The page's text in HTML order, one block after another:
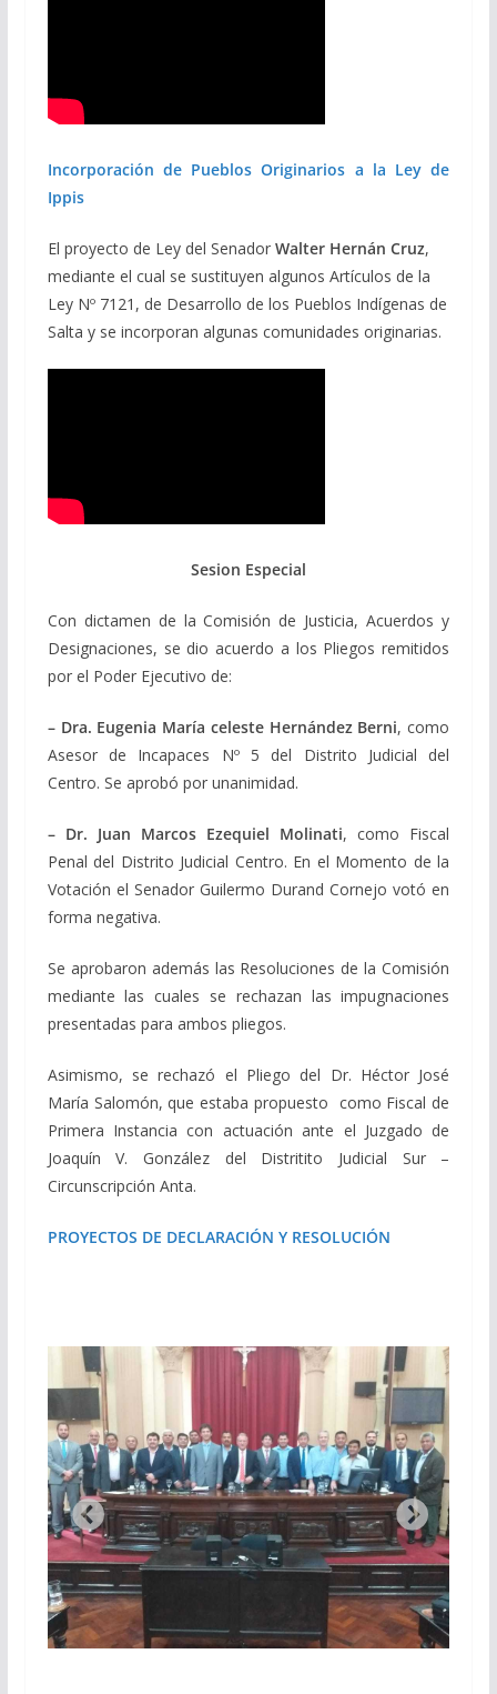
Incorporación de Pueblos Originarios a la Ley de
Ippis
El proyecto de Ley del Senador Walter Hernán Cruz,
mediante el cual se sustituyen algunos Artículos de la
Ley Nº 7121, de Desarrollo de los Pueblos Indígenas de
Salta y se incorporan algunas comunidades originarias.
Sesion Especial
Con dictamen de la Comisión de Justicia, Acuerdos y
Designaciones, se dio acuerdo a los Pliegos remitidos
por el Poder Ejecutivo de:
– Dra. Eugenia María celeste Hernández Berni, como
Asesor de Incapaces Nº 5 del Distrito Judicial del
Centro. Se aprobó por unanimidad.
– Dr. Juan Marcos Ezequiel Molinati, como Fiscal
Penal del Distrito Judicial Centro. En el Momento de la
Votación el Senador Guilermo Durand Cornejo votó en
forma negativa.
Se aprobaron además las Resoluciones de la Comisión
mediante las cuales se rechazan las impugnaciones
presentadas para ambos pliegos.
Asimismo, se rechazó el Pliego del Dr. Héctor José
María Salomón, que estaba propuesto como Fiscal de
Primera Instancia con actuación ante el Juzgado de
Joaquín V. González del Distritito Judicial Sur –
Circunscripción Anta.
PROYECTOS DE DECLARACIÓN Y RESOLUCIÓN